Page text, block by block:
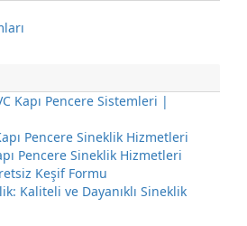
Kapı Pencere Sistemleri |
Pencere Sineklik Hizmetleri
Pencere Sineklik Hizmetleri
Keşif Formu
Kaliteli ve Dayanıklı Sineklik